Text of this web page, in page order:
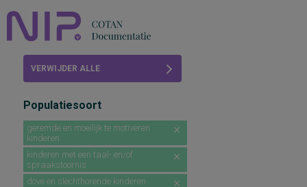
Abonneren
FAQ
VERWIJDER ALLE
Populatiesoort
geremde en moeilijk te motiveren
kinderen
kinderen met een taal- en/of
spraakstoornis
dove en slechthorende kinderen